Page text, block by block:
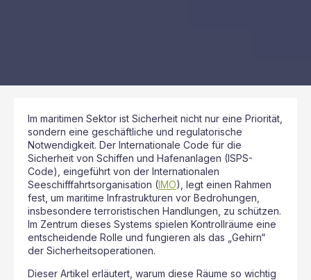
Im maritimen Sektor ist Sicherheit nicht nur eine Priorität,
sondern eine geschäftliche und regulatorische
Notwendigkeit. Der Internationale Code für die
Sicherheit von Schiffen und Hafenanlagen (ISPS-
Code), eingeführt von der Internationalen
Seeschifffahrtsorganisation (IMO), legt einen Rahmen
fest, um maritime Infrastrukturen vor Bedrohungen,
insbesondere terroristischen Handlungen, zu schützen.
Im Zentrum dieses Systems spielen Kontrollräume eine
entscheidende Rolle und fungieren als das „Gehirn“
der Sicherheitsoperationen.
Dieser Artikel erläutert, warum diese Räume so wichtig